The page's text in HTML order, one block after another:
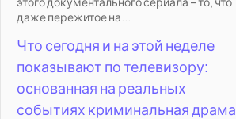
даже пережитое на...
Что сегодня и на этой неделе
показывают по телевизору:
основанная на реальных
событиях криминальная драма